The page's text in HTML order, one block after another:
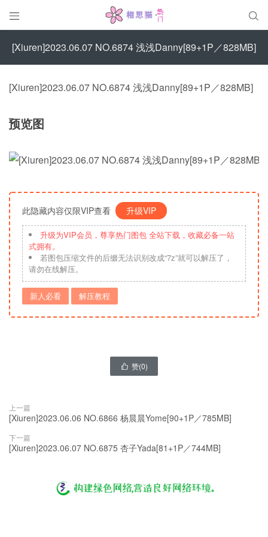
 
[Xiuren]2023.06.07 NO.6874 浅浅Danny[89+1P／828MB]
[Xiuren]2023.06.07 NO.6874 浅浅Danny[89+1P／828MB]
预览图
此隐藏内容仅限VIP查看 升级VIP
升级为VIP会员，尊享热门图包 全站下载，收藏必备一站
式拥有。
若图包压缩文件的后缀无法识别改成“7z”就可以解压了，
请勿在线解压。
新人必看 解压教程
 赞(0)
上一篇
[Xiuren]2023.06.06 NO.6866 杨晨晨Yome[90+1P／785MB]
下一篇
[Xiuren]2023.06.07 NO.6875 杏子Yada[81+1P／744MB]